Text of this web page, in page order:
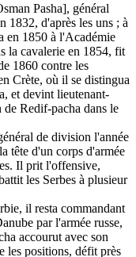
Pasha], général
1832, d'après les uns ; à
en 1850 à l'Académie
la cavalerie en 1854, fit
1860 contre les
Crète, où il se distingua
et devint lieutenant-
Redif-pacha dans le
de division l'année
tête d'un corps d'armée
Il prit l'offensive,
les Serbes à plusieur
il resta commandant
par l'armée russe,
accourut avec son
les positions, défit près